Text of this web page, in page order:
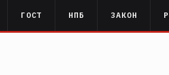
ГОСТ НПБ ЗАКОН